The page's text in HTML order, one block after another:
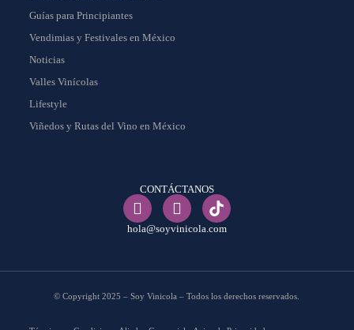
Guías para Principiantes
Vendimias y Festivales en México
Noticias
Valles Vinícolas
Lifestyle
Viñedos y Rutas del Vino en México
CONTÁCTANOS
hola@soyvinicola.com
© Copyright 2025 – Soy Vinicola – Todos los derechos reservados.